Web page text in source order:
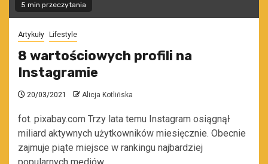
5 min przeczytania
Artykuły Lifestyle
8 wartościowych profili na
Instagramie
20/03/2021 Alicja Kotlińska
fot. pixabay.com Trzy lata temu Instagram osiągnął
miliard aktywnych użytkowników miesięcznie. Obecnie
zajmuje piąte miejsce w rankingu najbardziej